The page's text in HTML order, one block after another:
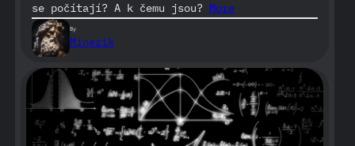
se počítají? A k čemu jsou? More
By
Minerik